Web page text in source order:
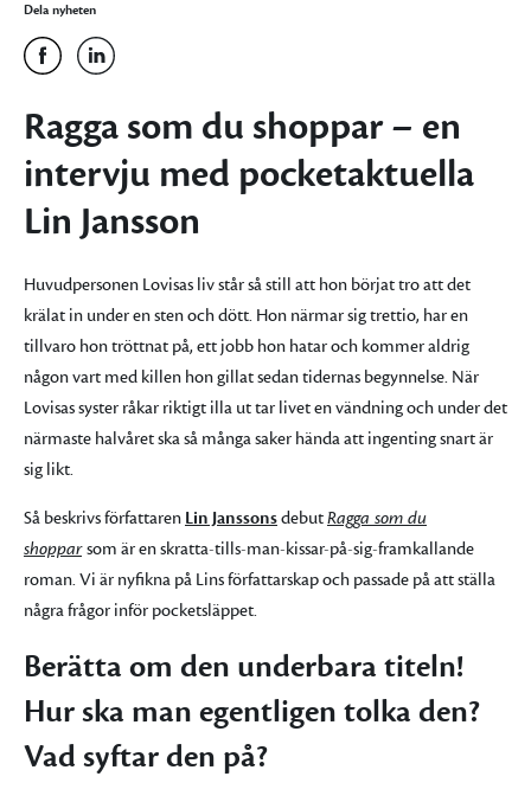
Dela nyheten
Ragga som du shoppar – en
intervju med pocketaktuella
Lin Jansson
Huvudpersonen Lovisas liv står så still att hon börjat tro att det
krälat in under en sten och dött. Hon närmar sig trettio, har en
tillvaro hon tröttnat på, ett jobb hon hatar och kommer aldrig
någon vart med killen hon gillat sedan tidernas begynnelse. När
Lovisas syster råkar riktigt illa ut tar livet en vändning och under det
närmaste halvåret ska så många saker hända att ingenting snart är
sig likt.
Så beskrivs författaren Lin JanssonsdebutRagga som du
shoppar som är en skratta-tills-man-kissar-på-sig-framkallande
roman. Vi är nyfikna på Lins författarskap och passade på att ställa
några frågor inför pocketsläppet.
Berätta om den underbara titeln!
Hur ska man egentligen tolka den?
Vad syftar den på?